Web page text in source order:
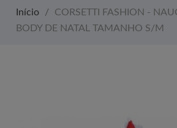
Início
CORSETTI FASHION -
BODY DE NATAL TAMANHO S/M